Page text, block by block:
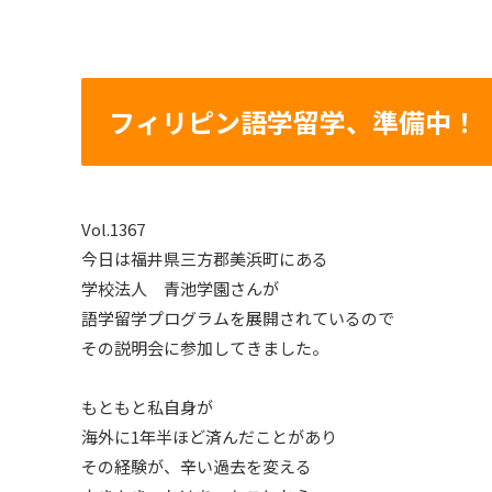
フィリピン語学留学、準備中！
Vol.1367
今日は福井県三方郡美浜町にある
学校法人 青池学園さんが
語学留学プログラムを展開されているので
その説明会に参加してきました。
もともと私自身が
海外に1年半ほど済んだことがあり
その経験が、辛い過去を変える